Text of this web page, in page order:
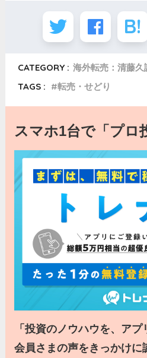
CATEGORY : 海外転売：清藤久
TAGS :
転売・せどり
スマホ1台で「プロ
「投資のノウハウを、ア
会員さまの声をきっかけに